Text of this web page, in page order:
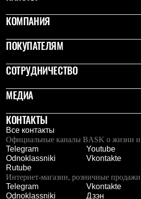
КОМПАНИЯ
ПОКУПАТЕЛЯМ
СОТРУДНИЧЕСТВО
МЕДИА
КОНТАКТЫ
Все контакты
Официальные каналы BASK о жизни и
Telegram
Youtube
Odnoklassniki
Vkontakte
Rutube
Интернет-магазин, розничные
Telegram
Vkontakte
Odnoklassniki
Дзэн